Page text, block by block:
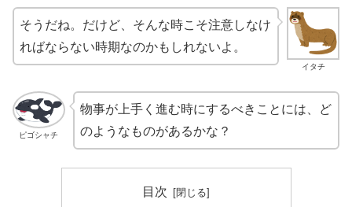
イタチ
そうだね。だけど、そんな時こそ注意しなけ
ればならない時期なのかもしれないよ。
ピゴシャチ
物事が上手く進む時にするべきことには、ど
のようなものがあるかな？
目次